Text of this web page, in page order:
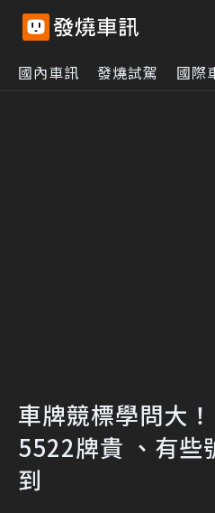
國內車訊 發燒試駕 國際
車牌競標學問大
5522牌貴 、有些
到